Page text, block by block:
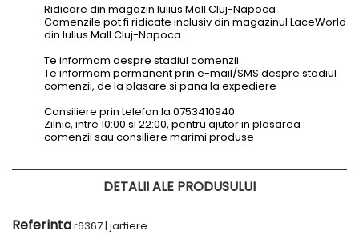
Ridicare din magazin Iulius Mall Cluj-Napoca
Comenzile pot fi ridicate inclusiv din magazinul LaceWorld
din Iulius Mall Cluj-Napoca
Te informam despre stadiul comenzii
Te informam permanent prin e-mail/SMS despre stadiul
comenzii, de la plasare si pana la expediere
Consiliere prin telefon la 0753410940
Zilnic, intre 10:00 si 22:00, pentru ajutor in plasarea
comenzii sau consiliere marimi produse
DETALII ALE PRODUSULUI
Referintar6367 | jartiere